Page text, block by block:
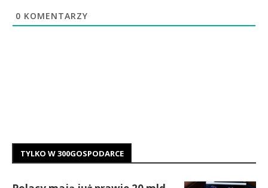
0 KOMENTARZY
TYLKO W 300GOSPODARCE